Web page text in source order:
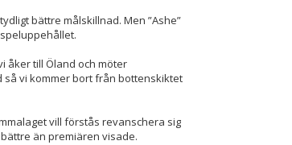
bättre målskillnad. Men ”Ashe”
åker till Öland och möter
så vi kommer bort från bottenskiktet
vill förstås revanschera sig
än premiären visade.